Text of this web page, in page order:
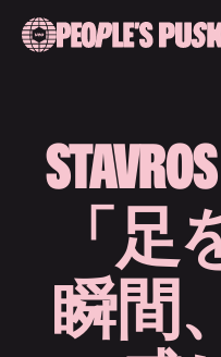
「足
瞬間